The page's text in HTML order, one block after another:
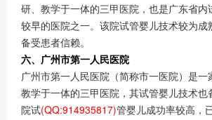
研、教学于一体的三甲医院，也是广东省内
较早的医院之一。该院试管婴儿技术较为成
备受患者信赖。
六、广州市第一人民医院
广州市第一人民医院（简称市一医院）是一
教学于一体的三甲医院，其试管婴儿技术也
院试(QQ:914935817)管婴儿成功率较高，